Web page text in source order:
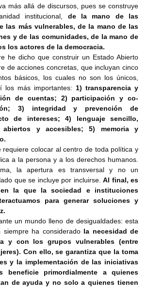
más allá de discursos, pues se construye
institucional, de la mano de las
las más vulnerables, de la mano de las
y de las comunidades, de la mano de
los actores de la democracia.
he dicho que construir un Estado Abierto
de acciones concretas, que incluyan cinco
básicos, los cuales no son los únicos,
los más importantes: 1) transparencia y
de cuentas; 2) participación y co-
3) integridad y prevención de
de intereses; 4) lenguaje sencillo,
abiertos y accesibles; 5) memoria y
requiere colocar al centro de toda política y
a la persona y a los derechos humanos.
la apertura es transversal y no un
que se incluye por incluirse.Al final, es
la que la sociedad e instituciones
para generar soluciones y
un mundo lleno de desigualdades: esta
siempre ha considerado la necesidad de
y con los grupos vulnerables (entre
Con ello, se garantiza que la toma
y la implementación de las iniciativas
beneficie primordialmente a quienes
de ayuda y no solo a quienes tienen